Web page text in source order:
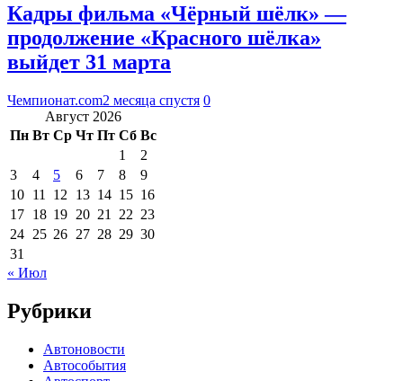
Кадры фильма «Чёрный шёлк» —
продолжение «Красного шёлка»
выйдет 31 марта
Чемпионат.com2 месяца спустя 0
Август 2026
Пн Вт Ср Чт Пт Сб Вс
1
2
3
4 5 6 7 8
9
10 11 12 13 14 15 16
17 18 19 20 21 22 23
24 25 26 27 28 29 30
31
« Июл
Рубрики
Автоновости
Автособытия